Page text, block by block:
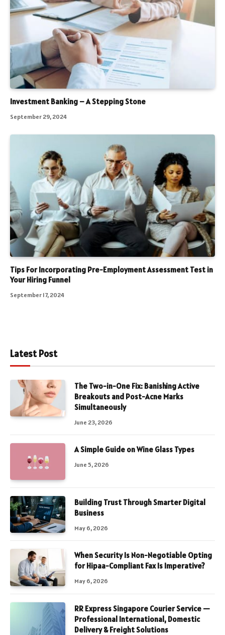
Investment Banking – A Stepping Stone
September 29, 2024
Tips For Incorporating Pre-Employment Assessment Test in
Your Hiring Funnel
September 17, 2024
Latest Post
The Two-in-One Fix: Banishing Active
Breakouts and Post-Acne Marks
Simultaneously
June 23, 2026
A Simple Guide on Wine Glass Types
June 5, 2026
Building Trust Through Smarter Digital
Business
May 6, 2026
When Security Is Non-Negotiable Opting
for Hipaa-Compliant Fax Is Imperative?
May 6, 2026
RR Express Singapore Courier Service —
Professional International, Domestic
Delivery & Freight Solutions